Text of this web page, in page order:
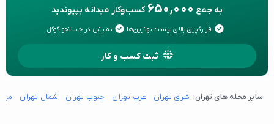
به جمع 650,000 کسب‌وکار میدانه بپیوندید
قرارگیری بالای لیست بهترین‌ها نمایش در جستجو گوگل
ثبت کسب و کار
سایر محله های تهران: شرق تهران غرب تهران جنوب تهران شمال تهران